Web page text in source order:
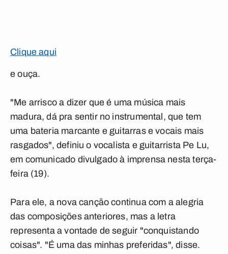
Clique aqui
e ouça.
"Me arrisco a dizer que é uma música mais
madura, dá pra sentir no instrumental, que tem
uma bateria marcante e guitarras e vocais mais
rasgados", definiu o vocalista e guitarrista Pe Lu,
em comunicado divulgado à imprensa nesta terça-
feira (19).
Para ele, a nova canção continua com a alegria
das composições anteriores, mas a letra
representa a vontade de seguir "conquistando
coisas". "É uma das minhas preferidas", disse.